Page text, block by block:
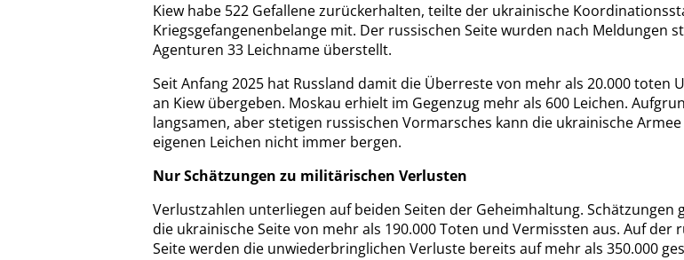
Kiew habe 522 Gefallene zurückerhalten, teilte der ukrainische
Kriegsgefangenenbelange mit. Der russischen Seite wurden nach Meldungen
Agenturen 33 Leichname überstellt.
Seit Anfang 2025 hat Russland damit die Überreste von mehr als 20.000 toten
an Kiew übergeben. Moskau erhielt im Gegenzug mehr als 600 Leichen.
langsamen, aber stetigen russischen Vormarsches kann die ukrainische
eigenen Leichen nicht immer bergen.
Nur Schätzungen zu militärischen Verlusten
Verlustzahlen unterliegen auf beiden Seiten der Geheimhaltung. Schätzungen
die ukrainische Seite von mehr als 190.000 Toten und Vermissten aus. Auf der
Seite werden die unwiederbringlichen Verluste bereits auf mehr als 350.000